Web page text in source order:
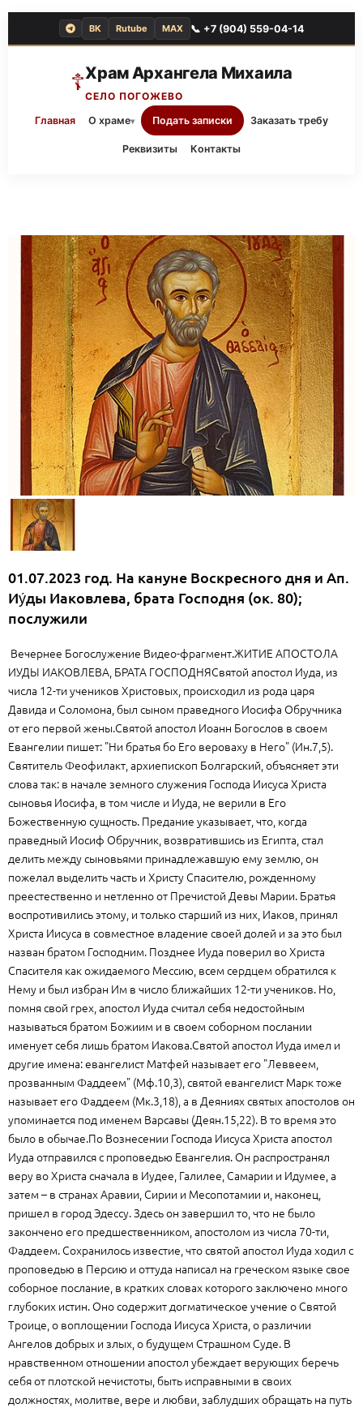
ВК Rutube MAX 📞 +7 (904) 559-04-14
☦Храм Архангела Михаила
СЕЛО ПОГОЖЕВО
Главная
О храме▾ Подать записки Заказать требу
Реквизиты Контакты
01.07.2023 год. На кануне Воскресного дня и Ап.
Иу́ды Иаковлева, брата Господня (ок. 80);
послужили
Вечернее Богослужение Видео-фрагмент.ЖИТИЕ АПОСТОЛА
ИУДЫ ИАКОВЛЕВА, БРАТА ГОСПОДНЯСвятой апостол Иуда, из
числа 12-ти учеников Христовых, происходил из рода царя
Давида и Соломона, был сыном праведного Иосифа Обручника
от его первой жены.Святой апостол Иоанн Богослов в своем
Евангелии пишет: "Ни братья бо Его вероваху в Него" (Ин.7,5).
Святитель Феофилакт, архиепископ Болгарский, объясняет эти
слова так: в начале земного служения Господа Иисуса Христа
сыновья Иосифа, в том числе и Иуда, не верили в Его
Божественную сущность. Предание указывает, что, когда
праведный Иосиф Обручник, возвратившись из Египта, стал
делить между сыновьями принадлежавшую ему землю, он
пожелал выделить часть и Христу Спасителю, рожденному
преестественно и нетленно от Пречистой Девы Марии. Братья
воспротивились этому, и только старший из них, Иаков, принял
Христа Иисуса в совместное владение своей долей и за это был
назван братом Господним. Позднее Иуда поверил во Христа
Спасителя как ожидаемого Мессию, всем сердцем обратился к
Нему и был избран Им в число ближайших 12-ти учеников. Но,
помня свой грех, апостол Иуда считал себя недостойным
называться братом Божиим и в своем соборном послании
именует себя лишь братом Иакова.Святой апостол Иуда имел и
другие имена: евангелист Матфей называет его "Леввеем,
прозванным Фаддеем" (Мф.10,3), святой евангелист Марк тоже
называет его Фаддеем (Мк.3,18), а в Деяниях святых апостолов он
упоминается под именем Варсавы (Деян.15,22). В то время это
было в обычае.По Вознесении Господа Иисуса Христа апостол
Иуда отправился с проповедью Евангелия. Он распространял
веру во Христа сначала в Иудее, Галилее, Самарии и Идумее, а
затем – в странах Аравии, Сирии и Месопотамии и, наконец,
пришел в город Эдессу. Здесь он завершил то, что не было
закончено его предшественником, апостолом из числа 70-ти,
Фаддеем. Сохранилось известие, что святой апостол Иуда ходил с
проповедью в Персию и оттуда написал на греческом языке свое
соборное послание, в кратких словах которого заключено много
глубоких истин. Оно содержит догматическое учение о Святой
Троице, о воплощении Господа Иисуса Христа, о различии
Ангелов добрых и злых, о будущем Страшном Суде. В
нравственном отношении апостол убеждает верующих беречь
себя от плотской нечистоты, быть исправными в своих
должностях, молитве, вере и любви, заблудших обращать на путь